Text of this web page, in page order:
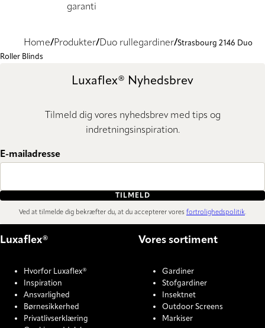
garanti
Home Produkter Duo rullegardiner Strasbourg 2146 Duo
Roller Blinds
Luxaflex® Nyhedsbrev
Tilmeld dig vores nyhedsbrev med tips og
indretningsinspiration.
E-mailadresse
TILMELD
Ved at tilmelde dig bekræfter du, at du accepterer vores fortrolighedspolitik.
Luxaflex®
Hvorfor Luxaflex®
Inspiration
Ansvarlighed
Børnesikkerhed
Privatlivserklæring
Vores sortiment
Gardiner
Stofgardiner
Insektnet
Outdoor Screens
Markiser